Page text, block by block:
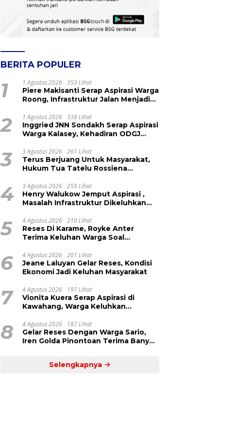
BERITA POPULER
1 1 Agustus 2026 353 Lihat
Piere Makisanti Serap Aspirasi Warga
Roong, Infrastruktur Jalan Menjadi
2 1 Agustus 2026 338 Lihat
Inggried JNN Sondakh Serap Aspirasi
Warga Kalasey, Kehadiran ODGJ
3 3 Agustus 2026 261 Lihat
Terus Berjuang Untuk Masyarakat,
Hukum Tua Tatelu Rossiena
Kinerja Anggota DPRD Henry
Walukow
4 3 Agustus 2026 259 Lihat
Henry Walukow Jemput Aspirasi ,
Masalah Infrastruktur Dikeluhkan
5 4 Agustus 2026 210 Lihat
Reses Di Karame, Royke Anter
Terima Keluhan Warga Soal
6 4 Agustus 2026 201 Lihat
Jeane Laluyan Gelar Reses, Kondisi
Ekonomi Jadi Keluhan Masyarakat
7 4 Agustus 2026 197 Lihat
Vionita Kuera Serap Aspirasi di
Kawahang, Warga Keluhkan
8 4 Agustus 2026 187 Lihat
Gelar Reses Dengan Warga Sario,
Iren Golda Pinontoan Terima Banyak
Selengkapnya